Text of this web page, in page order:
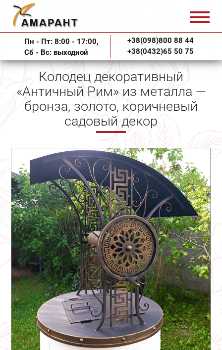
Пн - Пт: 8:00 - 17:00,
Сб - Вс: выходной
+38(098)800 88 44
+38(0432)65 50 75
Колодец декоративный
«Античный Рим» из металла —
бронза, золото, коричневый
садовый декор